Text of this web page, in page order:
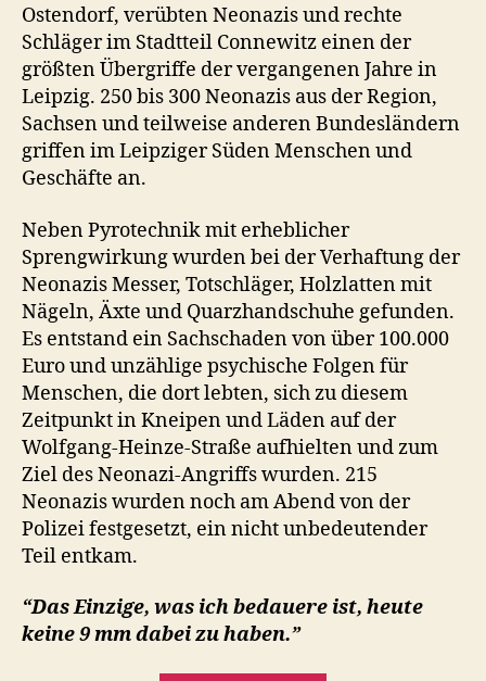
Ostendorf, verübten Neonazis und rechte
Schläger im Stadtteil Connewitz einen der
größten Übergriffe der vergangenen Jahre in
Leipzig. 250 bis 300 Neonazis aus der Region,
Sachsen und teilweise anderen Bundesländern
griffen im Leipziger Süden Menschen und
Geschäfte an.
Neben Pyrotechnik mit erheblicher
Sprengwirkung wurden bei der Verhaftung der
Neonazis Messer, Totschläger, Holzlatten mit
Nägeln, Äxte und Quarzhandschuhe gefunden.
Es entstand ein Sachschaden von über 100.000
Euro und unzählige psychische Folgen für
Menschen, die dort lebten, sich zu diesem
Zeitpunkt in Kneipen und Läden auf der
Wolfgang-Heinze-Straße aufhielten und zum
Ziel des Neonazi-Angriffs wurden. 215
Neonazis wurden noch am Abend von der
Polizei festgesetzt, ein nicht unbedeutender
Teil entkam.
“Das Einzige, was ich bedauere ist, heute
keine 9 mm dabei zu haben.”